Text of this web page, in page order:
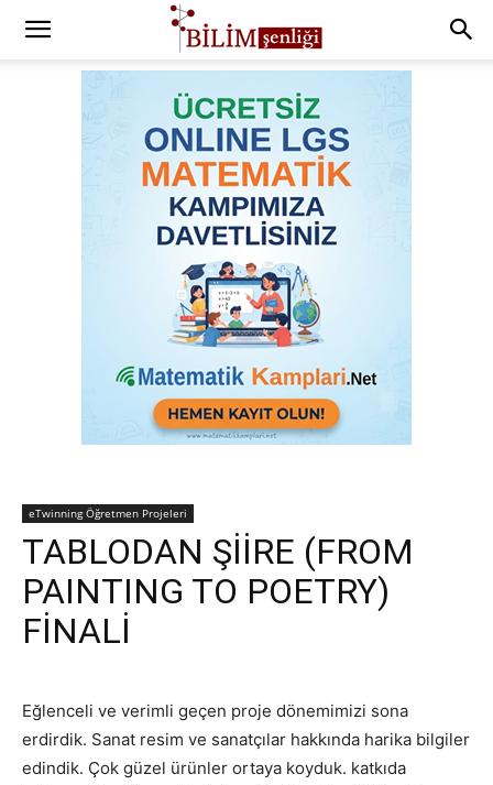
eTwinning Öğretmen Projeleri
TABLODAN ŞİİRE (FROM
PAINTING TO POETRY)
FİNALİ
Eğlenceli ve verimli geçen proje dönemimizi sona
erdirdik. Sanat resim ve sanatçılar hakkında harika bilgiler
edindik. Çok güzel ürünler ortaya koyduk. katkıda